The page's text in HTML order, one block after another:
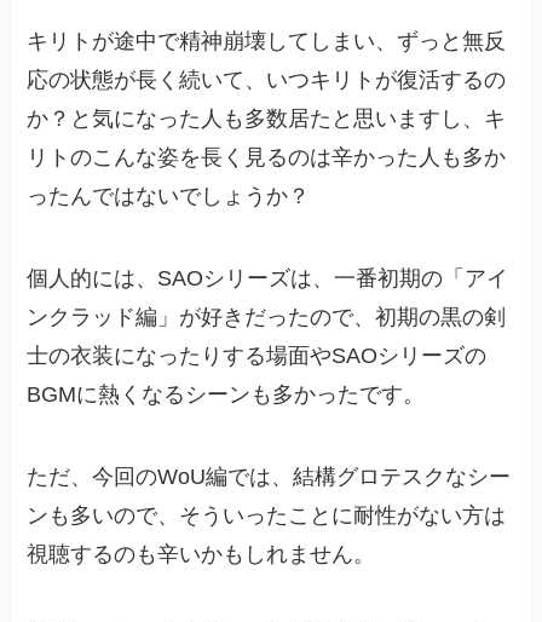
キリトが途中で精神崩壊してしまい、ずっと無反
応の状態が長く続いて、いつキリトが復活するの
か？と気になった人も多数居たと思いますし、キ
リトのこんな姿を長く見るのは辛かった人も多か
ったんではないでしょうか？
個人的には、SAOシリーズは、一番初期の「アイ
ンクラッド編」が好きだったので、初期の黒の剣
士の衣装になったりする場面やSAOシリーズの
BGMに熱くなるシーンも多かったです。
ただ、今回のWoU編では、結構グロテスクなシー
ンも多いので、そういったことに耐性がない方は
視聴するのも辛いかもしれません。